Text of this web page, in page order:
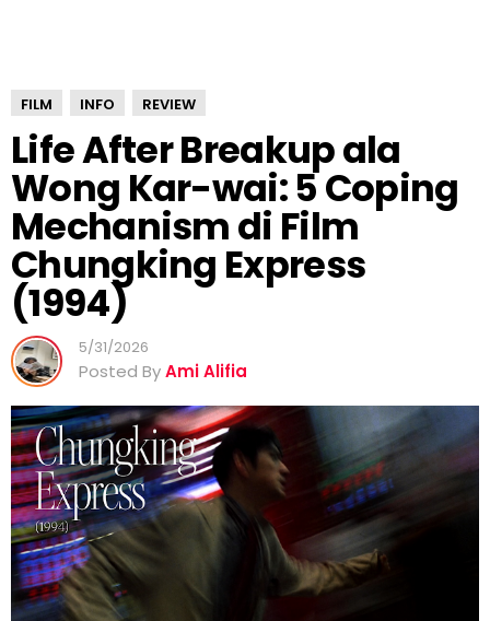
K
a
r
-
w
a
i
5
C
o
p
i
g
M
e
c
h
a
n
i
s
FILM INFO REVIEW
Life After Breakup ala
Wong Kar-wai: 5 Coping
Mechanism di Film
Chungking Express
(1994)
5/31/2026
Posted ByAmi Alifia